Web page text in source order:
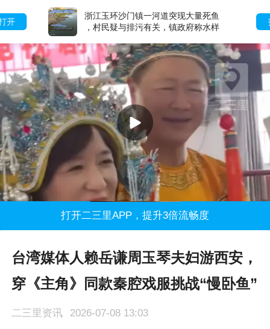
浙江玉环沙门镇一河道突现大量死鱼
，村民疑与排污有关，镇政府称水样
和死鱼已送检
打开二三里APP，提升3倍流畅度
台湾媒体人赖岳谦周玉琴夫妇游西安，
穿《主角》同款秦腔戏服挑战“慢卧鱼”
二三里资讯 2026-07-08 13:03